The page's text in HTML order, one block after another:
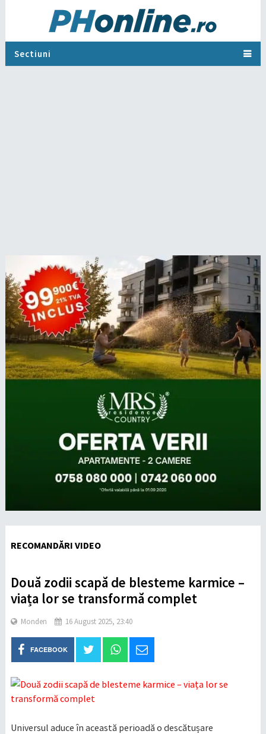
Sectiuni
RECOMANDĂRI VIDEO
Două zodii scapă de blesteme karmice –
viața lor se transformă complet
Monden 16 August 2025, 23:40
FACEBOOK
Universul aduce în această perioadă o descătușare